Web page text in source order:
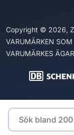
Copyright © 2026,
VARUMÄRKEN
VARUMÄRKES